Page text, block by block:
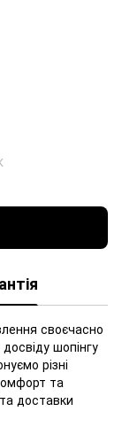
своєчасно
шопінгу
різні
та
доставки